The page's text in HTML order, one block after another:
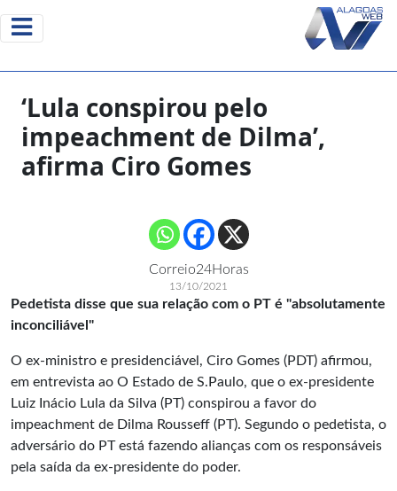
‘Lula conspirou pelo
impeachment de Dilma’,
afirma Ciro Gomes
Correio24Horas
13/10/2021
Pedetista disse que sua relação com o PT é "absolutamente
inconciliável"
O ex-ministro e presidenciável, Ciro Gomes (PDT) afirmou,
em entrevista ao O Estado de S.Paulo, que o ex-presidente
Luiz Inácio Lula da Silva (PT) conspirou a favor do
impeachment de Dilma Rousseff (PT). Segundo o pedetista, o
adversário do PT está fazendo alianças com os responsáveis
pela saída da ex-presidente do poder.